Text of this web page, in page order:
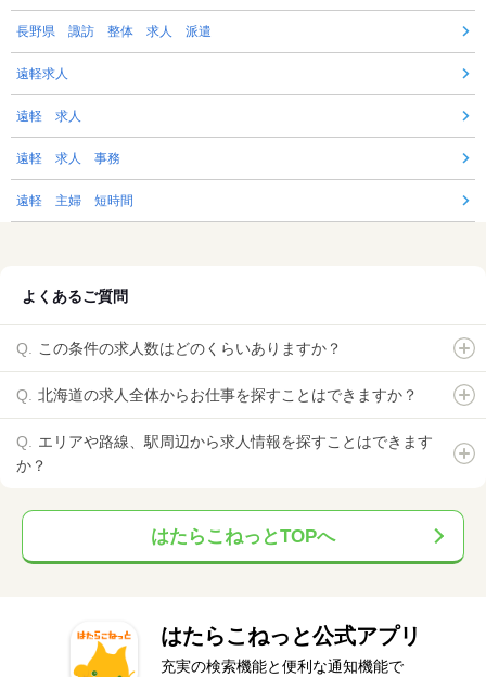
長野県 諏訪 整体 求人 派遣
遠軽求人
遠軽 求人
遠軽 求人 事務
遠軽 主婦 短時間
よくあるご質問
この条件の求人数はどのくらいありますか？
北海道の求人全体からお仕事を探すことはできますか？
エリアや路線、駅周辺から求人情報を探すことはできます
か？
はたらこねっとTOPへ
はたらこねっと公式アプリ
充実の検索機能と便利な通知機能で